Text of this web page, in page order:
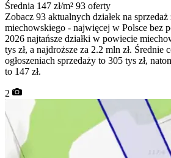
Średnia 147 zł/m² 93 oferty
Zobacz 93 aktualnych działek na
miechowskiego - najwięcej w Polsce bez
2026 najtańsze działki w powiecie
tys zł, a najdroższe za 2.2 mln zł. Średnie
ogłoszeniach sprzedaży to 305 tys zł,
to 147 zł.
2